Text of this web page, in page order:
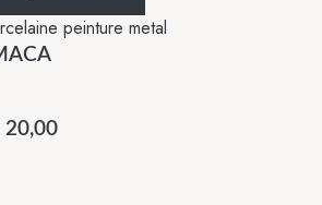
peinture metal
20,00